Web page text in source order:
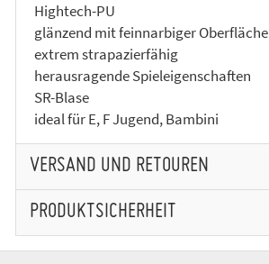
Hightech-PU
glänzend mit feinnarbiger Oberfläche
extrem strapazierfähig
herausragende Spieleigenschaften
SR-Blase
ideal für E, F Jugend, Bambini
VERSAND UND RETOUREN
PRODUKTSICHERHEIT